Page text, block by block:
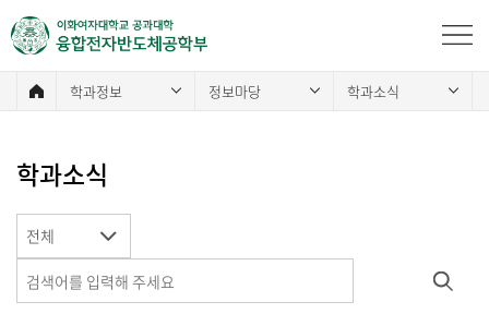
학과정보 정보마당 학과소식
학과소식
전체